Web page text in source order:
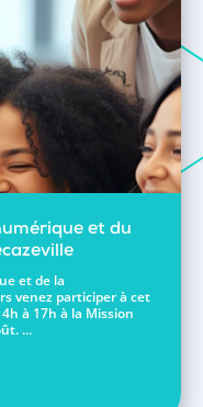
et du
et de la
venez participer à cet
à 17h à la Mission
...